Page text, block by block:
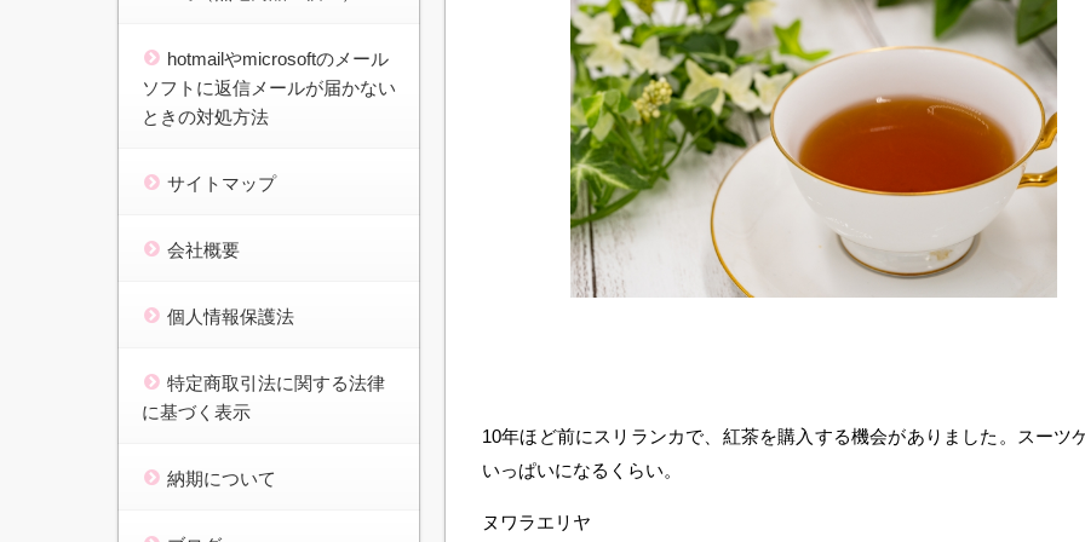
10年ほど前にスリランカで、 紅茶を購入する機会がありました。
スーツ
いっぱいになるくらい。
ヌワラエリヤ
hotmailやmicrosoftのメール
ソフトに返信メールが届かない
ときの対処方法
サイトマップ
会社概要
個人情報保護法
特定商取引法に関する法律
に基づく表示
納期について